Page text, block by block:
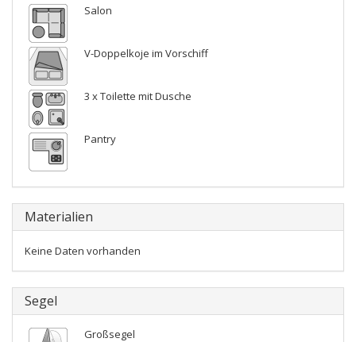
Salon
V-Doppelkoje im Vorschiff
3 x Toilette mit Dusche
Pantry
Materialien
Keine Daten vorhanden
Segel
Großsegel